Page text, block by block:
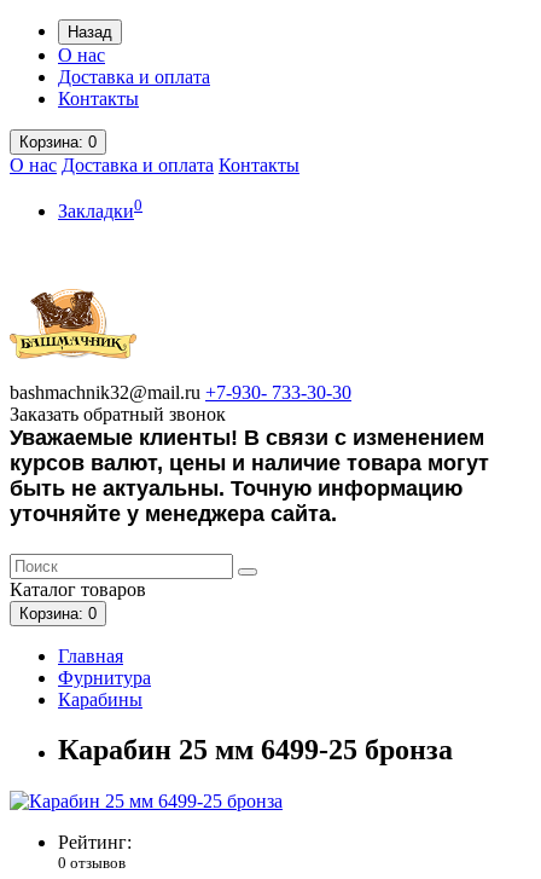
Назад
О нас
Доставка и оплата
Контакты
Корзина: 0
О нас Доставка и оплата Контакты
Закладки0
bashmachnik32@mail.ru +7-930- 733-30-30
Заказать обратный звонок
Уважаемые клиенты! В связи с изменением
курсов валют, цены и наличие товара могут
быть не актуальны. Точную информацию
уточняйте у менеджера сайта.
Каталог товаров
Корзина: 0
Главная
Фурнитура
Карабины
Карабин 25 мм 6499-25 бронза
Рейтинг:
0 отзывов